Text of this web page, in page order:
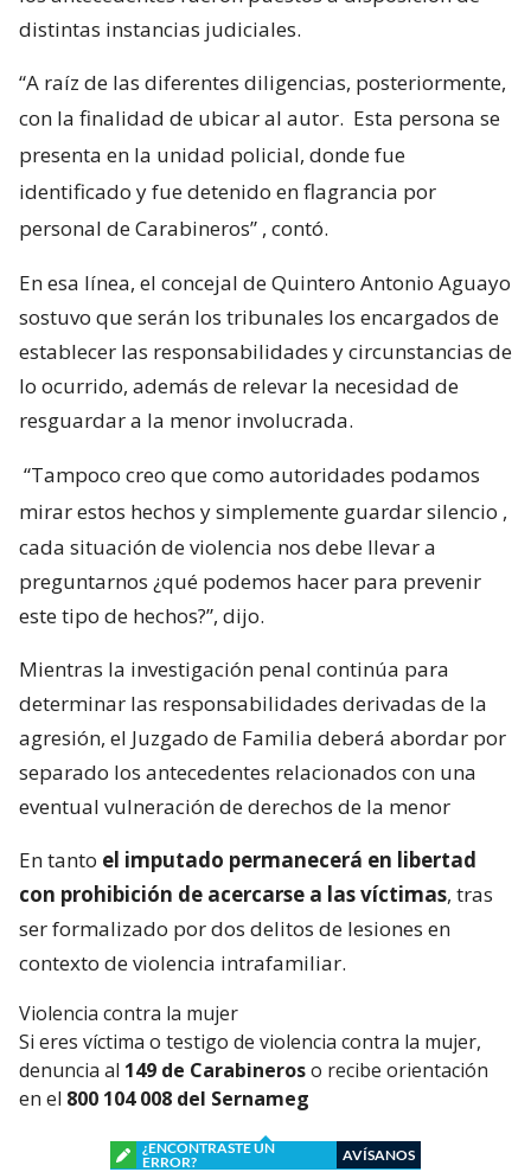
distintas instancias judiciales.
“A raíz de las diferentes diligencias, posteriormente,
con la finalidad de ubicar al autor. Esta persona se
presenta en la unidad policial, donde fue
identificado y fue detenido en flagrancia por
personal de Carabineros” , contó.
En esa línea, el concejal de Quintero Antonio Aguayo
sostuvo que serán los tribunales los encargados de
establecer las responsabilidades y circunstancias de
lo ocurrido, además de relevar la necesidad de
resguardar a la menor involucrada.
“Tampoco creo que como autoridades podamos
mirar estos hechos y simplemente guardar silencio ,
cada situación de violencia nos debe llevar a
preguntarnos ¿qué podemos hacer para prevenir
este tipo de hechos?”, dijo.
Mientras la investigación penal continúa para
determinar las responsabilidades derivadas de la
agresión, el Juzgado de Familia deberá abordar por
separado los antecedentes relacionados con una
eventual vulneración de derechos de la menor
En tanto el imputado permanecerá en libertad
con prohibición de acercarse a las víctimas, tras
ser formalizado por dos delitos de lesiones en
contexto de violencia intrafamiliar.
Violencia contra la mujer
Si eres víctima o testigo de violencia contra la mujer,
denuncia al 149 de Carabineroso recibe orientación
en el 800 104 008 del Sernameg
¿ENCONTRASTE UN
ERROR?
AVÍSANOS